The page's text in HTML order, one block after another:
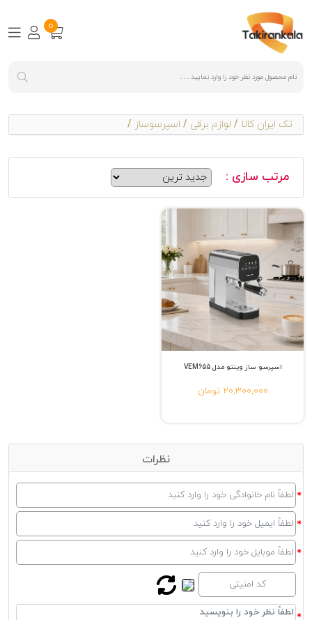
0
تک ایران کالا / لوازم برقی / اسپرسوساز /
مرتب سازی :
اسپرسو ساز وینتو مدل VEM655
20,300,000 تومان
نظرات